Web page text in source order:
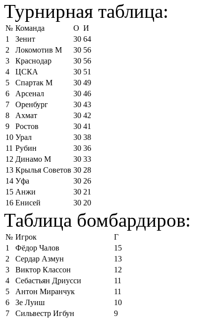
Турнирная таблица:
№ Команда О И
1
Зенит 30 64
2
Локомотив М 30 56
3
Краснодар 30 56
4
ЦСКА 30 51
5
Спартак М 30 49
6
Арсенал 30 46
7
Оренбург 30 43
8
Ахмат 30 42
9
Ростов 30 41
10 Урал 30 38
11 Рубин 30 36
12 Динамо М 30 33
13 Крылья Советов 30 28
14 Уфа 30 26
15 Анжи 30 21
16 Енисей 30 20
Таблица бомбардиров:
№ Игрок
Г
1
Фёдор Чалов
15
2
Сердар Азмун
13
3
Виктор Классон
12
4
Себастьян Дриусси
11
5
Антон Миранчук
11
6
Зе Луиш
10
7
Сильвестр Игбун
9